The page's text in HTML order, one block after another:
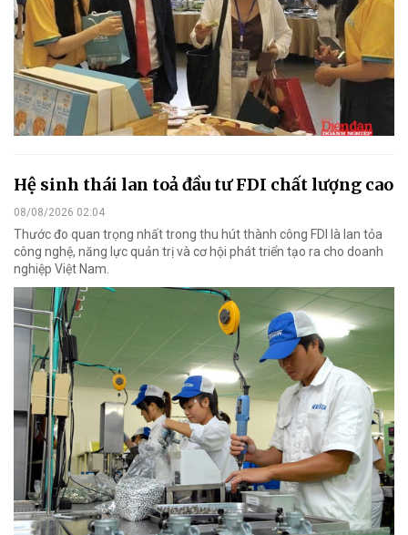
Hệ sinh thái lan toả đầu tư FDI chất lượng cao
08/08/2026 02:04
Thước đo quan trọng nhất trong thu hút thành công FDI là lan tỏa
công nghệ, năng lực quản trị và cơ hội phát triển tạo ra cho doanh
nghiệp Việt Nam.